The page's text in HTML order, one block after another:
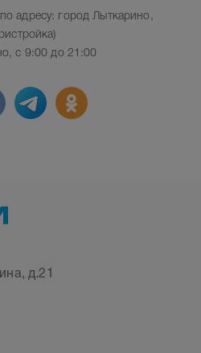
адресу: город Лыткарино,
с 9:00 до 21:00
д.21